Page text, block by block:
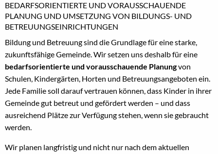
BEDARFSORIENTIERTE UND VORAUSSCHAUENDE
PLANUNG UND UMSETZUNG VON BILDUNGS- UND
BETREUUNGSEINRICHTUNGEN
Bildung und Betreuung sind die Grundlage für eine starke,
zukunftsfähige Gemeinde. Wir setzen uns deshalb für eine
bedarfsorientierte und vorausschauende Planungvon
Schulen, Kindergärten, Horten und Betreuungsangeboten ein.
Jede Familie soll darauf vertrauen können, dass Kinder in ihrer
Gemeinde gut betreut und gefördert werden – und dass
ausreichend Plätze zur Verfügung stehen, wenn sie gebraucht
werden.
Wir planen langfristig und nicht nur nach dem aktuellen